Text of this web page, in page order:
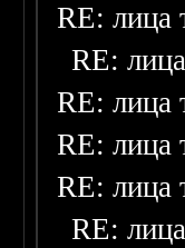
RE: лица
RE:
RE: лица
RE: лица
RE: лица
RE: